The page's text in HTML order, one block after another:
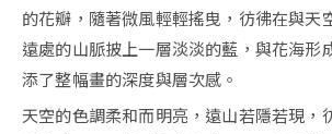
的花瓣，隨著微風輕輕搖曳，彷彿在與天
遠處的山脈披上一層淡淡的藍，與花海形
添了整幅畫的深度與層次感。
天空的色調柔和而明亮，遠山若隱若現，